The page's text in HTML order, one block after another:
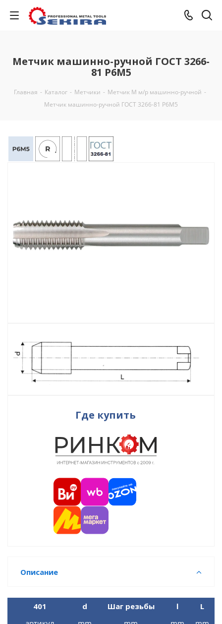
Метчик машинно-ручной ГОСТ 3266-
81 Р6М5
Главная - Каталог - Метчики - Метчик М м/р машинно-ручной -
Метчик машинно-ручной ГОСТ 3266-81 Р6М5
Где купить
Описание
401 d Шаг резьбы l
L